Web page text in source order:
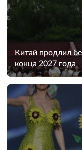
Китай продлил
конца 2027 года